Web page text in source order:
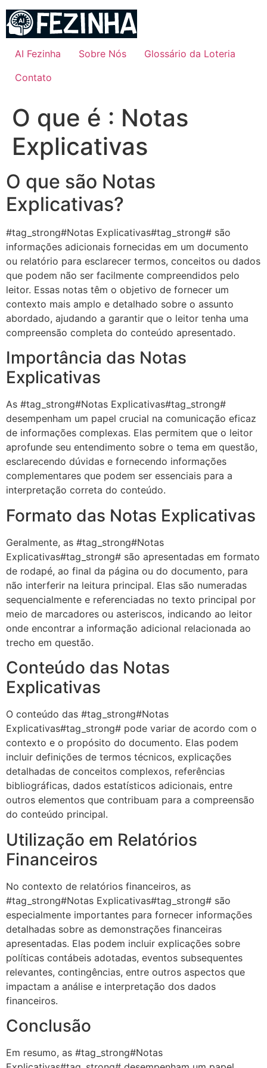
para
conteúdo
AI Fezinha Sobre Nós
Glossário da Loteria
Contato
O que é : Notas
Explicativas
O que são Notas
Explicativas?
#tag_strong#Notas Explicativas#tag_strong# são
informações adicionais fornecidas em um documento
ou relatório para esclarecer termos, conceitos ou dados
que podem não ser facilmente compreendidos pelo
leitor. Essas notas têm o objetivo de fornecer um
contexto mais amplo e detalhado sobre o assunto
abordado, ajudando a garantir que o leitor tenha uma
compreensão completa do conteúdo apresentado.
Importância das Notas
Explicativas
As #tag_strong#Notas Explicativas#tag_strong#
desempenham um papel crucial na comunicação eficaz
de informações complexas. Elas permitem que o leitor
aprofunde seu entendimento sobre o tema em questão,
esclarecendo dúvidas e fornecendo informações
complementares que podem ser essenciais para a
interpretação correta do conteúdo.
Formato das Notas Explicativas
Geralmente, as #tag_strong#Notas
Explicativas#tag_strong# são apresentadas em formato
de rodapé, ao final da página ou do documento, para
não interferir na leitura principal. Elas são numeradas
sequencialmente e referenciadas no texto principal por
meio de marcadores ou asteriscos, indicando ao leitor
onde encontrar a informação adicional relacionada ao
trecho em questão.
Conteúdo das Notas
Explicativas
O conteúdo das #tag_strong#Notas
Explicativas#tag_strong# pode variar de acordo com o
contexto e o propósito do documento. Elas podem
incluir definições de termos técnicos, explicações
detalhadas de conceitos complexos, referências
bibliográficas, dados estatísticos adicionais, entre
outros elementos que contribuam para a compreensão
do conteúdo principal.
Utilização em Relatórios
Financeiros
No contexto de relatórios financeiros, as
#tag_strong#Notas Explicativas#tag_strong# são
especialmente importantes para fornecer informações
detalhadas sobre as demonstrações financeiras
apresentadas. Elas podem incluir explicações sobre
políticas contábeis adotadas, eventos subsequentes
relevantes, contingências, entre outros aspectos que
impactam a análise e interpretação dos dados
financeiros.
Conclusão
Em resumo, as #tag_strong#Notas